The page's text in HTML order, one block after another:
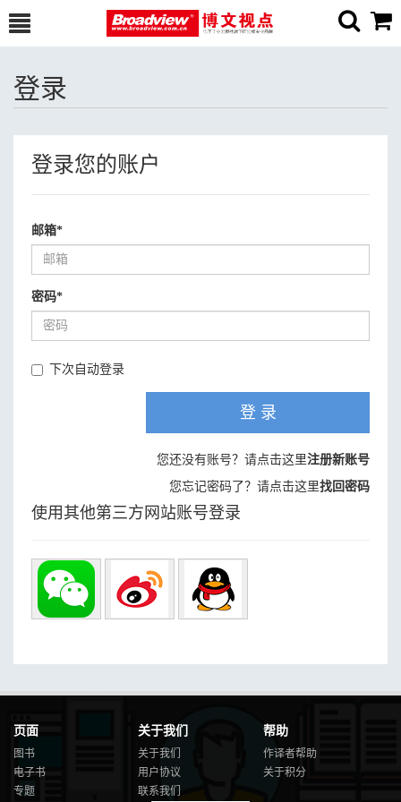
登录
登录您的账户
邮箱*
密码*
下次自动登录
登 录
您还没有账号？请点击这里注册新账号
您忘记密码了？请点击这里找回密码
使用其他第三方网站账号登录
页面
图书
电子书
专题
关于我们
关于我们
用户协议
联系我们
帮助
作译者帮助
关于积分